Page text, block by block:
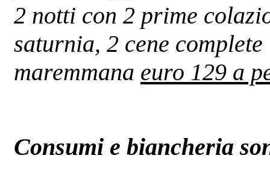
2 notti con 2 prime
saturnia, 2 cene
maremmana euro 129 a
Consumi e biancheria